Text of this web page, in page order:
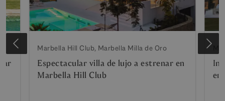
Marbella Hill Club, Marbella Milla de Oro
Espectacular villa de lujo a estrenar en
Marbella Hill Club
en